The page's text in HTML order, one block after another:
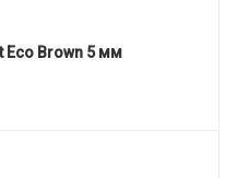
Eco Brown 5 мм